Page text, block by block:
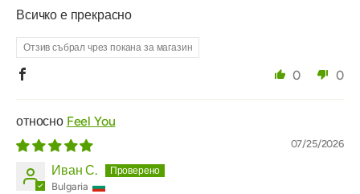
Всичко е прекрасно
Отзив събрал чрез покана за магазин
0 0
Feel You
07/25/2026
Иван С.
Bulgaria